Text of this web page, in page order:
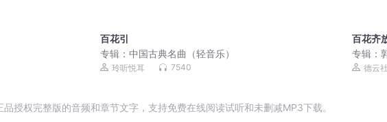
百花引
专辑：中国古典名曲（轻音乐）
玲听悦耳 7540
百花齐
专辑：
笑名场
德云
授权完整版的音频和章节文字，支持免费在线阅读试听和未删减MP3下载。